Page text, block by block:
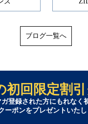
ブログ一覧へ
初回限定割
ガ登録された方にもれなく
ーポンをプレゼントいたし